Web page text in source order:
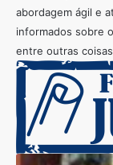
abordagem ágil e
informados sobre
entre outras